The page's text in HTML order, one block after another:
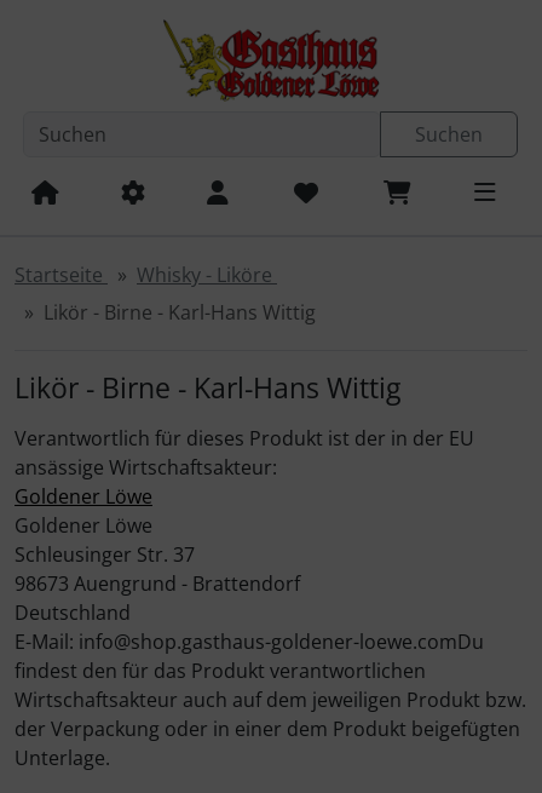
Sprungnavigation
Springe zum Inhalt
Suchen
Startseite
Whisky - Liköre
Likör - Birne - Karl-Hans Wittig
Likör - Birne - Karl-Hans Wittig
Verantwortlich für dieses Produkt ist der in der EU
ansässige Wirtschaftsakteur:
Goldener Löwe
Goldener Löwe
Schleusinger Str. 37
98673 Auengrund - Brattendorf
Deutschland
E-Mail: info@shop.gasthaus-goldener-loewe.comDu
findest den für das Produkt verantwortlichen
Wirtschaftsakteur auch auf dem jeweiligen Produkt bzw.
der Verpackung oder in einer dem Produkt beigefügten
Unterlage.